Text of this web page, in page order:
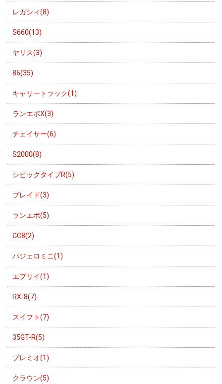
レガシィ(8)
S660(13)
ヤリス(3)
86(35)
キャリートラック(1)
ランエボX(3)
チェイサー(6)
S2000(8)
シビックタイプR(5)
ブレイド(3)
ランエボ(5)
GC8(2)
パジェロミニ(1)
エブリイ(1)
RX-8(7)
スイフト(7)
35GT-R(5)
プレミオ(1)
クラウン(5)